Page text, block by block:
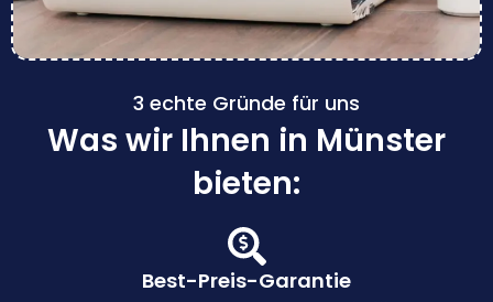
3 echte Gründe für uns
Was wir Ihnen in Münster
bieten:
Best-Preis-Garantie